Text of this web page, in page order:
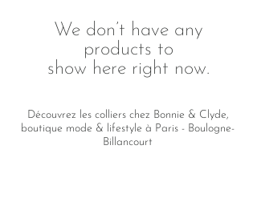
We don’t have any
products to
show here right now.
Découvrez les colliers chez Bonnie & Clyde,
boutique mode & lifestyle à Paris - Boulogne-
Billancourt